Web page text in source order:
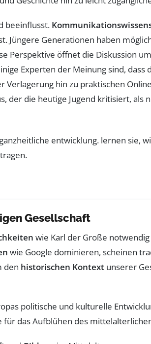
beeinflusst.
Jüngere Generationen haben
Perspektive öffnet die Diskussion
Experten der Meinung sind,
Verlagerung hin zu praktischen
der die heutige Jugend kritisiert,
Gesellschaft
wie Karl der Große
wie Google dominieren, scheinen
den historischen Kontext unserer
politische und kulturelle
für das Aufblühen des